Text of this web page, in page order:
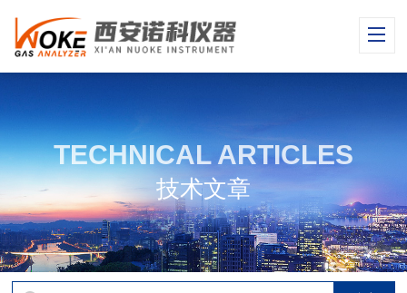
TECHNICAL ARTICLES
技术文章